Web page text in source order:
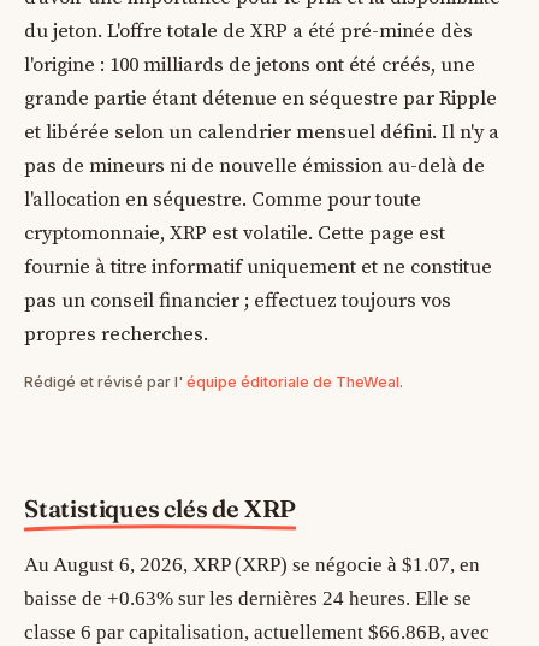
Statistiques clés de XRP
Au August 6, 2026, XRP (XRP) se négocie à $1.07, en
baisse de +0.63% sur les dernières 24 heures. Elle se
classe 6 par capitalisation, actuellement $66.86B, avec
du jeton. L'offre totale de XRP a été pré-minée dès
l'origine : 100 milliards de jetons ont été créés, une
grande partie étant détenue en séquestre par Ripple
et libérée selon un calendrier mensuel défini. Il n'y a
pas de mineurs ni de nouvelle émission au-delà de
l'allocation en séquestre. Comme pour toute
cryptomonnaie, XRP est volatile. Cette page est
fournie à titre informatif uniquement et ne constitue
pas un conseil financier ; effectuez toujours vos
propres recherches.
Rédigé et révisé par l' équipe éditoriale de TheWeal.